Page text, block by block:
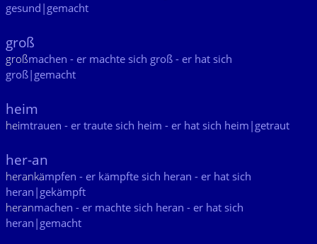
gesund|gemacht
groß
großmachen - er machte sich groß - er hat sich
groß|gemacht
heim
heimtrauen - er traute sich heim - er hat sich heim|getraut
her-an
herankämpfen - er kämpfte sich heran - er hat sich
heran|gekämpft
heranmachen - er machte sich heran - er hat sich
heran|gemacht